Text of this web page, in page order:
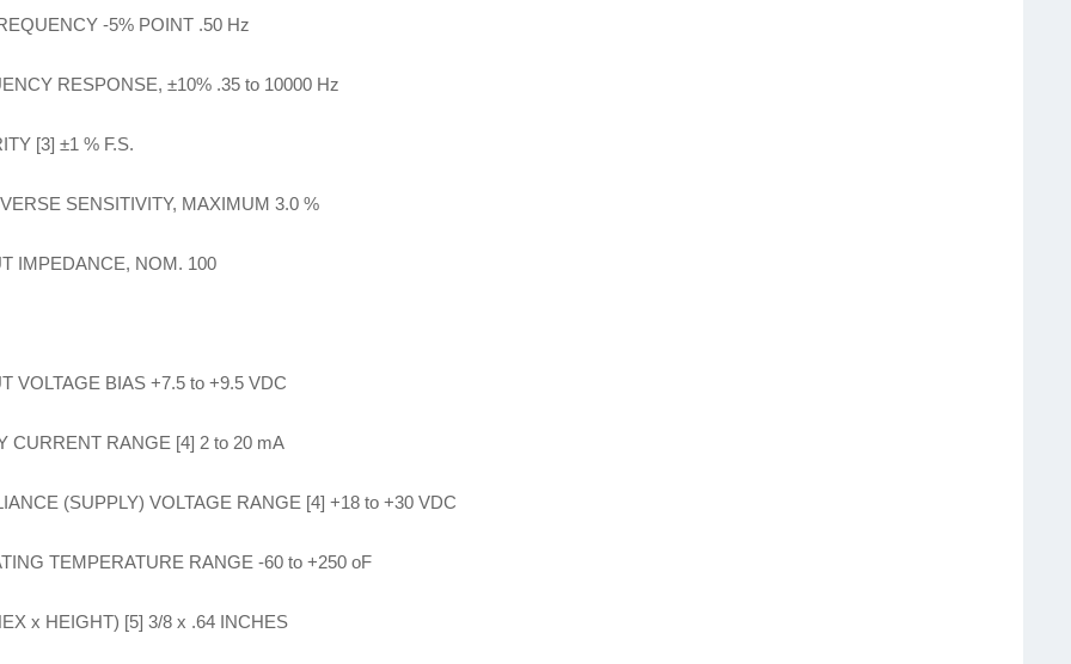
-5% POINT .50 Hz
RESPONSE, ±10% .35 to 10000 Hz
[3] ±1 % F.S.
SENSITIVITY, MAXIMUM 3.0 %
IMPEDANCE, NOM. 100
VOLTAGE BIAS +7.5 to +9.5 VDC
CURRENT RANGE [4] 2 to 20 mA
(SUPPLY) VOLTAGE RANGE [4] +18 to +30 VDC
TEMPERATURE RANGE -60 to +250 oF
x HEIGHT) [5] 3/8 x .64 INCHES